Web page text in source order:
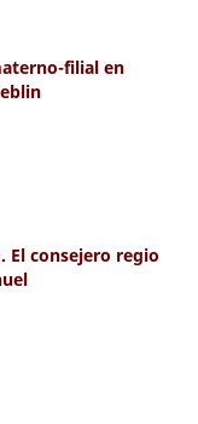
filial en
El consejero regio